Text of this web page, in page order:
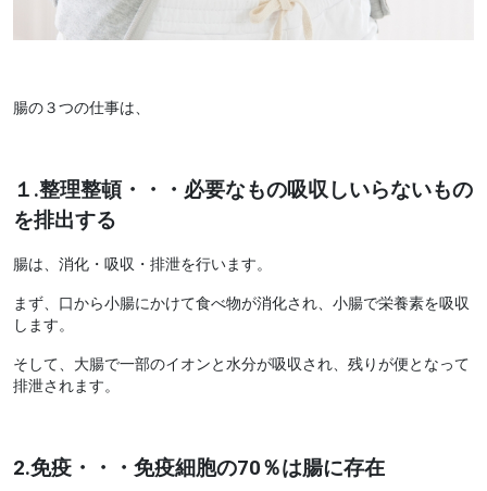
腸の３つの仕事は、
１.整理整頓・・・必要なもの吸収しいらないもの
を排出する
腸は、消化・吸収・排泄を行います。
まず、口から小腸にかけて食べ物が消化され、小腸で栄養素を吸収
します。
そして、大腸で一部のイオンと水分が吸収され、残りが便となって
排泄されます。
2.免疫・・・免疫細胞の70％は腸に存在